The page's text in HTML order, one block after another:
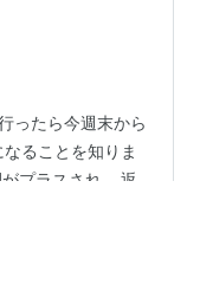
御座候(ございま